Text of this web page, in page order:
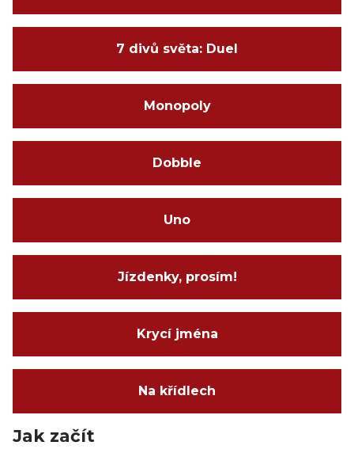
7 divů světa: Duel
Monopoly
Dobble
Uno
Jízdenky, prosím!
Krycí jména
Na křídlech
Jak začít